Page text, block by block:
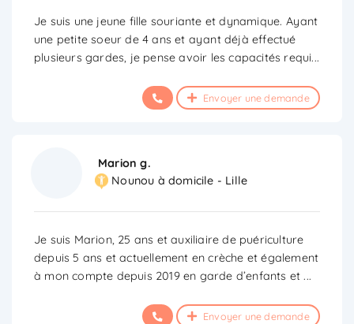
Je suis une jeune fille souriante et dynamique. Ayant
une petite soeur de 4 ans et ayant déjà effectué
plusieurs gardes, je pense avoir les capacités requi...
Envoyer une demande
Marion g.
Nounou à domicile - Lille
Je suis Marion, 25 ans et auxiliaire de puériculture
depuis 5 ans et actuellement en crèche et également
à mon compte depuis 2019 en garde d’enfants et...
Envoyer une demande